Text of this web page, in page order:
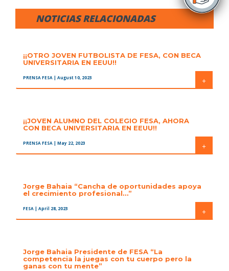
NOTICIAS RELACIONADAS
¡¡OTRO JOVEN FUTBOLISTA DE FESA, CON BECA
UNIVERSITARIA EN EEUU!!
PRENSA FESA | August 10, 2023 +
¡¡JOVEN ALUMNO DEL COLEGIO FESA, AHORA
CON BECA UNIVERSITARIA EN EEUU!!
PRENSA FESA | May 22, 2023 +
Jorge Bahaia “Cancha de oportunidades apoya
el crecimiento profesional…”
FESA | April 28, 2023 +
Jorge Bahaia Presidente de FESA “La
competencia la juegas con tu cuerpo pero la
ganas con tu mente”